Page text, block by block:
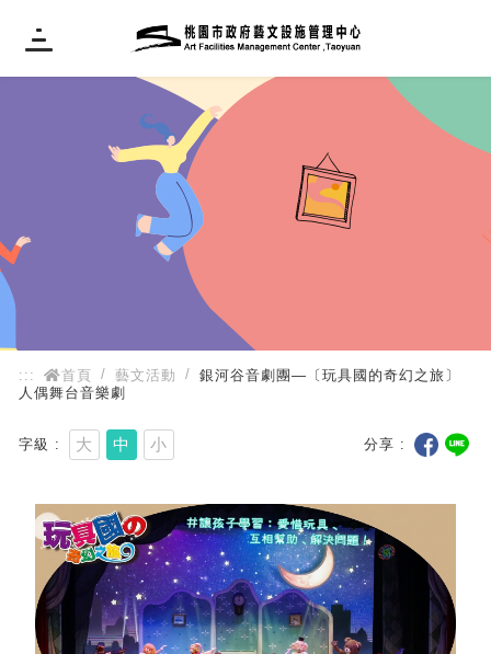
::: 首頁 藝文活動
銀河谷音劇團—〔玩具國的奇幻之旅〕
人偶舞台音樂劇
字級 大 中 小 分享